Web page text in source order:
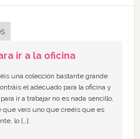
ir a la oficina
una colección bastante grande
el adecuado para la oficina y
ir a trabajar no es nada sencillo,
que veis uno que creéis que es
lo […]